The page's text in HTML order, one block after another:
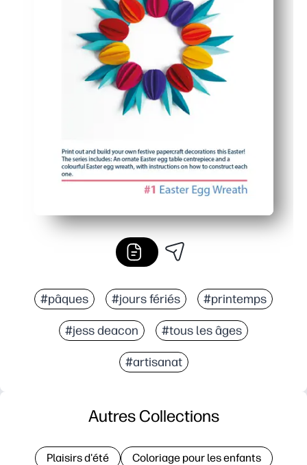
#pâques #jours fériés #printemps
#jess deacon #tous les âges
#artisanat
Autres Collections
Plaisirs d'été Coloriage pour les enfants